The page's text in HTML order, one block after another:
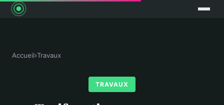
Accueil›Travaux
TRAVAUX